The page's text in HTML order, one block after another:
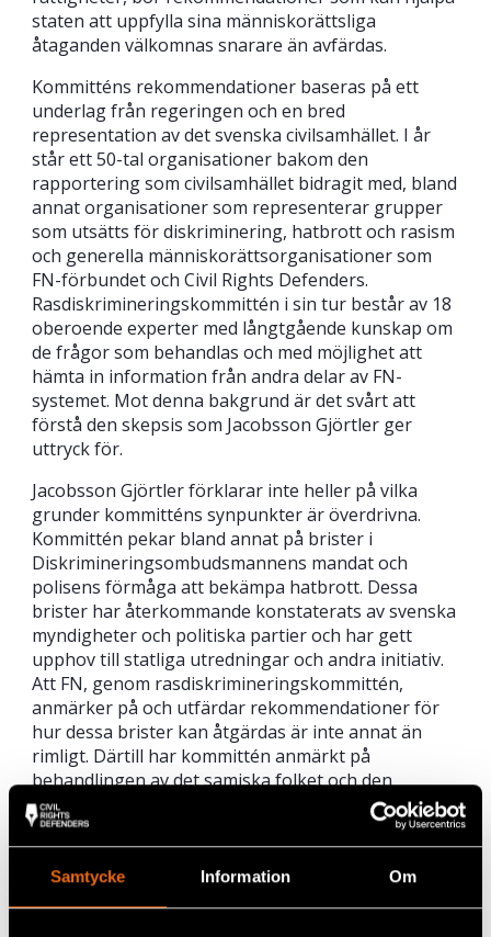
Samtycke Information Om
staten att uppfylla sina människorättsliga
åtaganden välkomnas snarare än avfärdas.
Kommitténs rekommendationer baseras på ett
underlag från regeringen och en bred
representation av det svenska civilsamhället. I år
står ett 50-tal organisationer bakom den
rapportering som civilsamhället bidragit med, bland
annat organisationer som representerar grupper
som utsätts för diskriminering, hatbrott och rasism
och generella människorättsorganisationer som
FN-förbundet och Civil Rights Defenders.
Rasdiskrimineringskommittén i sin tur består av 18
oberoende experter med långtgående kunskap om
de frågor som behandlas och med möjlighet att
hämta in information från andra delar av FN-
systemet. Mot denna bakgrund är det svårt att
förstå den skepsis som Jacobsson Gjörtler ger
uttryck för.
Jacobsson Gjörtler förklarar inte heller på vilka
grunder kommitténs synpunkter är överdrivna.
Kommittén pekar bland annat på brister i
Diskrimineringsombudsmannens mandat och
polisens förmåga att bekämpa hatbrott. Dessa
brister har återkommande konstaterats av svenska
myndigheter och politiska partier och har gett
upphov till statliga utredningar och andra initiativ.
Att FN, genom rasdiskrimineringskommittén,
anmärker på och utfärdar rekommendationer för
hur dessa brister kan åtgärdas är inte annat än
rimligt. Därtill har kommittén anmärkt på
behandlingen av det samiska folket och den
bristande respekten för urfolksrätten, något som
Sverige återkommande har kritiserats för på
internationell nivå.
Försök att undergräva internationella